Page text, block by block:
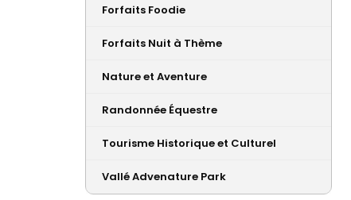
Forfaits Foodie
Forfaits Nuit à Thème
Nature et Aventure
Randonnée Équestre
Tourisme Historique et Culturel
Vallé Advenature Park